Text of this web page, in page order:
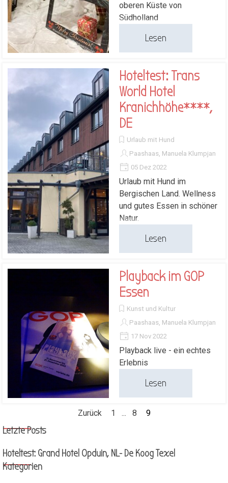
oberen Küste von
Südholland
Lesen
Hoteltest: Trans
World Hotel
Kranichhöhe****,
DE
Urlaub mit Hund
Paashaas, Manuela Klumpjan
05 Dez 2022
Urlaub mit Hund im
Bergischen Land. Wellness
und gutes Essen in schöner
Natur.
Lesen
Playback im GOP
Essen
Kunst und Kultur
Paashaas, Manuela Klumpjan
17 Nov 2022
Playback live - ein echtes
Erlebnis
Lesen
Zurück Gehen Sie zu Seite:
1 ... Gehen Sie zu Seite:
8 Aktuelle Seite:
9
Block überspringen Letzte Posts
Letzte Posts
Hoteltest: Grand Hotel Opduin, NL- De Koog Texel
Block überspringen Kategorien
Kategorien